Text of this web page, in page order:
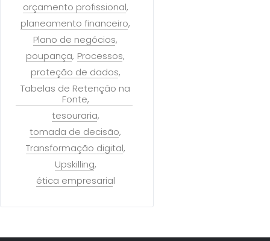
orçamento profissional
planeamento financeiro
Plano de negócios
poupança Processos
proteção de dados
Tabelas de Retenção na
Fonte
tesouraria
tomada de decisão
Transformação digital
Upskilling
ética empresarial